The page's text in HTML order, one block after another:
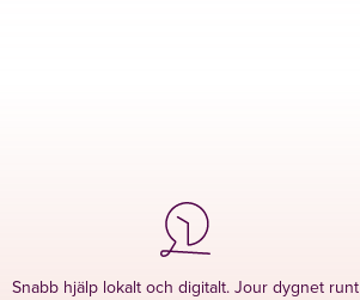
Snabb hjälp lokalt och digitalt. Jour dygnet runt